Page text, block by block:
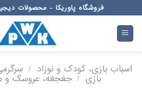
to
content
فروشگاه پاوریکا - محصولات
اسباب بازی، کودک و نوزاد /
بازی / جغجغه، عروسک و